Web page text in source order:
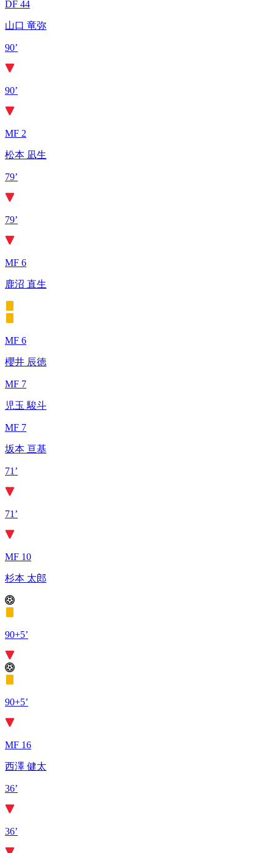
DF 44
山口 竜弥
90’
90’
MF 2
松本 凪生
79’
79’
MF 6
鹿沼 直生
MF 6
櫻井 辰徳
MF 7
児玉 駿斗
MF 7
坂本 亘基
71’
71’
MF 10
杉本 太郎
90+5’
90+5’
MF 16
西澤 健太
36’
36’